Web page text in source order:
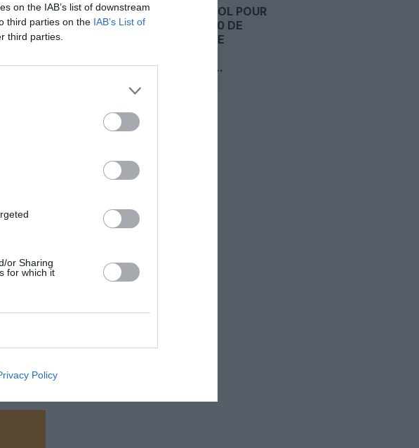
on the IAB’s list of downstream
third parties on the IAB’s List of
third parties.
or Sharing
for which it
Policy
DERNIER VOL POUR
LE 737-800 DE
SINGAPORE
PASSAGE...